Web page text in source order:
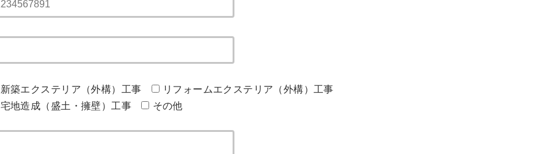
新築エクステリア（外構）工事
リフォームエクステリア（外構）工事
宅地造成（盛土・擁壁）工事
その他